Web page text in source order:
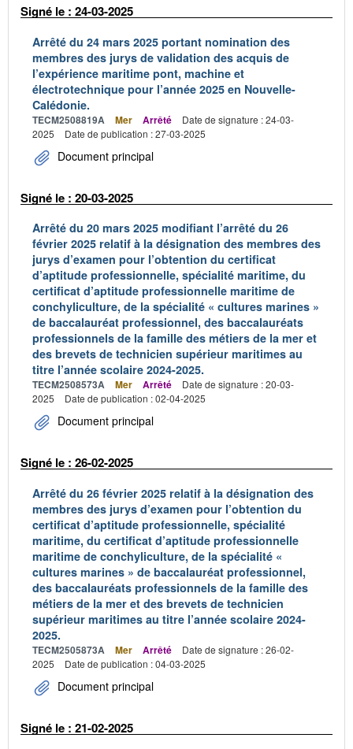
Signé le : 24-03-2025
Arrêté du 24 mars 2025 portant nomination des
membres des jurys de validation des acquis de
l’expérience maritime pont, machine et
électrotechnique pour l’année 2025 en Nouvelle-
Calédonie.
TECM2508819A Mer Arrêté
Date de signature : 24-03-
2025
Date de publication : 27-03-2025
Document principal
Signé le : 20-03-2025
Arrêté du 20 mars 2025 modifiant l’arrêté du 26
février 2025 relatif à la désignation des membres des
jurys d’examen pour l’obtention du certificat
d’aptitude professionnelle, spécialité maritime, du
certificat d’aptitude professionnelle maritime de
conchyliculture, de la spécialité « cultures marines »
de baccalauréat professionnel, des baccalauréats
professionnels de la famille des métiers de la mer et
des brevets de technicien supérieur maritimes au
titre l’année scolaire 2024-2025.
TECM2508573A Mer Arrêté
Date de signature : 20-03-
2025
Date de publication : 02-04-2025
Document principal
Signé le : 26-02-2025
Arrêté du 26 février 2025 relatif à la désignation des
membres des jurys d’examen pour l’obtention du
certificat d’aptitude professionnelle, spécialité
maritime, du certificat d’aptitude professionnelle
maritime de conchyliculture, de la spécialité «
cultures marines » de baccalauréat professionnel,
des baccalauréats professionnels de la famille des
métiers de la mer et des brevets de technicien
supérieur maritimes au titre l’année scolaire 2024-
2025.
TECM2505873A Mer Arrêté
Date de signature : 26-02-
2025
Date de publication : 04-03-2025
Document principal
Signé le : 21-02-2025